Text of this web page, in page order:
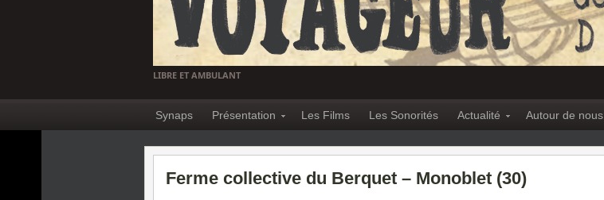
LIBRE ET AMBULANT
Synaps Présentation Les Films Les Sonorités Actualité Autour de nous
Ferme collective du Berquet – Monoblet (30)